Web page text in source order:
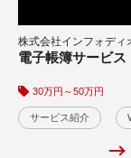
株式会社インフォディ
電子帳簿サービ
30万円～50万円
サービス紹介
②求人サービス動